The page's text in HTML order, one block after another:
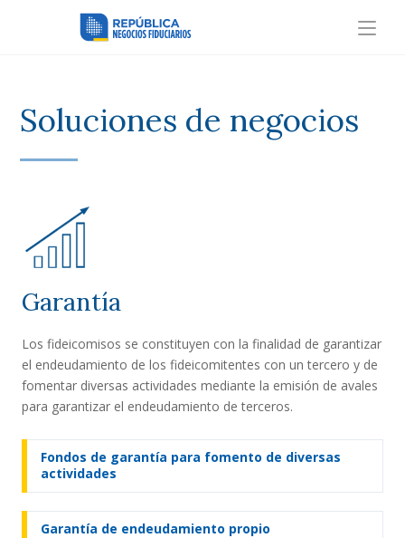
Soluciones de negocios
Garantía
Los fideicomisos se constituyen con la finalidad de garantizar
el endeudamiento de los fideicomitentes con un tercero y de
fomentar diversas actividades mediante la emisión de avales
para garantizar el endeudamiento de terceros.
Fondos de garantía para fomento de diversas
actividades
Garantía de endeudamiento propio